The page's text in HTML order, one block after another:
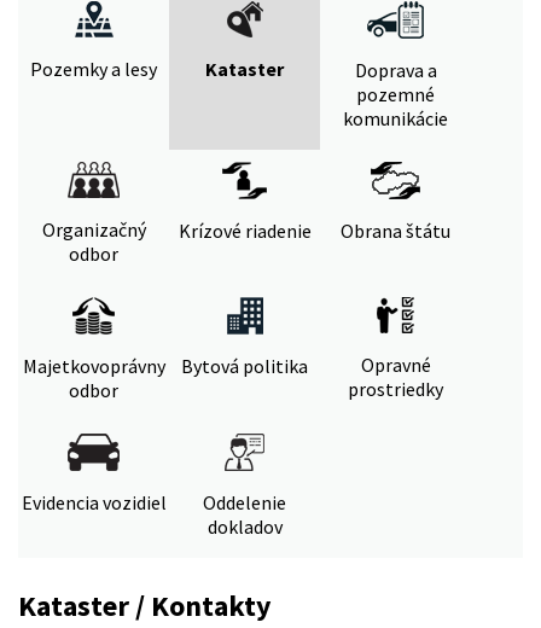
Pozemky a lesy Kataster
Doprava a
pozemné
komunikácie
Organizačný
odbor
Krízové riadenie Obrana štátu
Majetkovoprávny
odbor
Bytová politika
Opravné
prostriedky
Evidencia vozidiel
Oddelenie
dokladov
Kataster / Kontakty